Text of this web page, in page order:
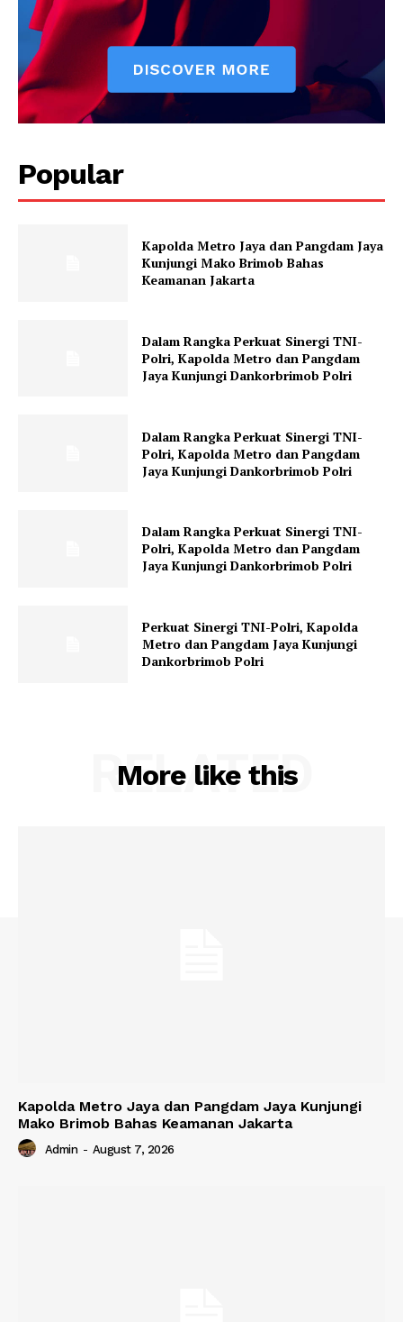
Popular
Kapolda Metro Jaya dan Pangdam Jaya
Kunjungi Mako Brimob Bahas
Keamanan Jakarta
Dalam Rangka Perkuat Sinergi TNI-
Polri, Kapolda Metro dan Pangdam
Jaya Kunjungi Dankorbrimob Polri
Dalam Rangka Perkuat Sinergi TNI-
Polri, Kapolda Metro dan Pangdam
Jaya Kunjungi Dankorbrimob Polri
Dalam Rangka Perkuat Sinergi TNI-
Polri, Kapolda Metro dan Pangdam
Jaya Kunjungi Dankorbrimob Polri
Perkuat Sinergi TNI-Polri, Kapolda
Metro dan Pangdam Jaya Kunjungi
Dankorbrimob Polri
More like this
RELATED
Kapolda Metro Jaya dan Pangdam Jaya Kunjungi
Mako Brimob Bahas Keamanan Jakarta
Admin - August 7, 2026